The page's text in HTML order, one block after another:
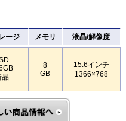
ージ メモリ 液晶/解像度
品
8
GB
15.6インチ
1366×768